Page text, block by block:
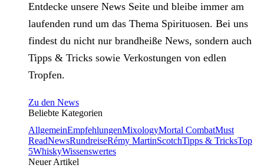
Entdecke unsere News Seite und bleibe immer am
laufenden rund um das Thema Spirituosen. Bei uns
findest du nicht nur brandheiße News, sondern auch
Tipps & Tricks sowie Verkostungen von edlen
Tropfen.
Zu den News
Beliebte Kategorien
AllgemeinEmpfehlungenMixologyMortal CombatMust
ReadNewsRundreiseRémy MartinScotchTipps & TricksTop
5WhiskyWissenswertes
Neuer Artikel